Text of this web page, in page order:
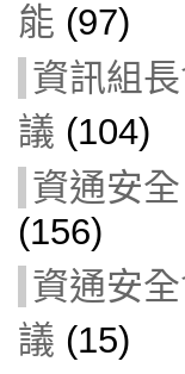
能 (97)
資訊組
議 (104)
資通安全
(156)
資通安
議 (15)